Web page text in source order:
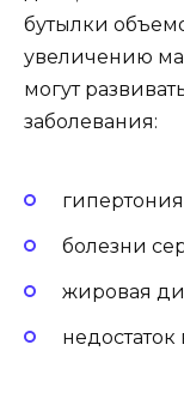
бутылки
увеличению
могут
заболевания:
болезни
жировая